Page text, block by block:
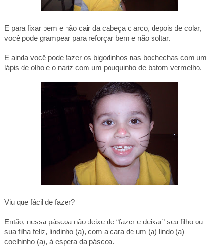
E para fixar bem e não cair da cabeça o arco, depois de colar,
você pode grampear para reforçar bem e não soltar.
E ainda você pode fazer os bigodinhos nas bochechas com um
lápis de olho e o nariz com um pouquinho de batom vermelho.
Viu que fácil de fazer?
Então, nessa páscoa não deixe de “fazer e deixar” seu filho ou
sua filha feliz, lindinho (a), com a cara de um (a) lindo (a)
coelhinho (a), á espera da páscoa.